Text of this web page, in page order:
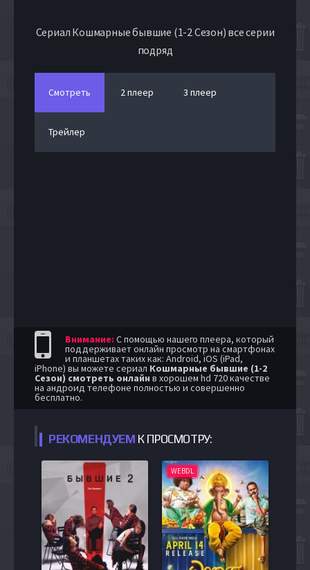
Сериал Кошмарные бывшие (1-2 Сезон) все серии
подряд
Смотреть 2 плеер 3 плеер
Трейлер
Внимание: С помощью нашего плеера, который
поддерживает онлайн просмотр на смартфонах
и планшетах таких как: Android, iOS (iPad,
iPhone) вы можете сериал Кошмарные бывшие (1-2
Сезон) смотреть онлайн в хорошем hd 720 качестве
на андроид телефоне полностью и совершенно
бесплатно.
РЕКОМЕНДУЕМ К ПРОСМОТРУ:
WEBDL